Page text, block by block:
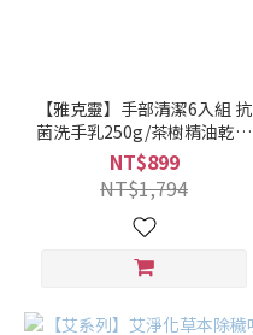
【雅克靈】手部清潔6入組 抗
菌洗手乳250g/茶樹精油乾洗
手噴霧75ml 《SGS檢驗
99.9%抗菌》(清潔/抗菌/護
手) ｜美吾髮『不提供海外配
送』
NT$899
NT$1,794